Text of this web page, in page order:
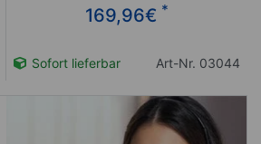
169,96€ *
Sofort lieferbar Art-Nr. 03044